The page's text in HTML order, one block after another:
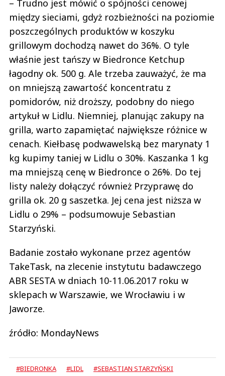
– Trudno jest mówić o spójności cenowej
między sieciami, gdyż rozbieżności na poziomie
poszczególnych produktów w koszyku
grillowym dochodzą nawet do 36%. O tyle
właśnie jest tańszy w Biedronce Ketchup
łagodny ok. 500 g. Ale trzeba zauważyć, że ma
on mniejszą zawartość koncentratu z
pomidorów, niż droższy, podobny do niego
artykuł w Lidlu. Niemniej, planując zakupy na
grilla, warto zapamiętać największe różnice w
cenach. Kiełbasę podwawelską bez marynaty 1
kg kupimy taniej w Lidlu o 30%. Kaszanka 1 kg
ma mniejszą cenę w Biedronce o 26%. Do tej
listy należy dołączyć również Przyprawę do
grilla ok. 20 g saszetka. Jej cena jest niższa w
Lidlu o 29% – podsumowuje Sebastian
Starzyński.
Badanie zostało wykonane przez agentów
TakeTask, na zlecenie instytutu badawczego
ABR SESTA w dniach 10-11.06.2017 roku w
sklepach w Warszawie, we Wrocławiu i w
Jaworze.
źródło: MondayNews
#BIEDRONKA #LIDL
#SEBASTIAN STARZYŃSKI